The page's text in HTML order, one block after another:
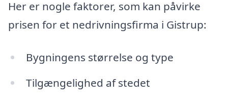
Her er nogle faktorer, som kan påvirke
prisen for et nedrivningsfirma i Gistrup:
Bygningens størrelse og type
Tilgængelighed af stedet